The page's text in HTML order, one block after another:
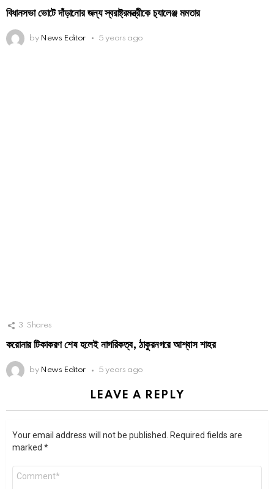
বিধানসভা ভোটে দাঁড়ানোর জন্য স্বরাষ্ট্রমন্ত্রীকে চ‍্যালেঞ্জ মমতার
by News Editor 5 years ago
3 Shares
করোনার টিকাকরণ শেষ হলেই নাগরিকত্ব, ঠাকুরনগরে আশ্বাস শাহর
by News Editor 5 years ago
LEAVE A REPLY
Your email address will not be published. Required fields are
marked *